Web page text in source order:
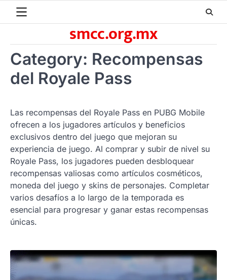
smcc.org.mx
Category: Recompensas
del Royale Pass
Las recompensas del Royale Pass en PUBG Mobile
ofrecen a los jugadores artículos y beneficios
exclusivos dentro del juego que mejoran su
experiencia de juego. Al comprar y subir de nivel su
Royale Pass, los jugadores pueden desbloquear
recompensas valiosas como artículos cosméticos,
moneda del juego y skins de personajes. Completar
varios desafíos a lo largo de la temporada es
esencial para progresar y ganar estas recompensas
únicas.